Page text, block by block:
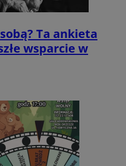
Ta ankieta
wsparcie w